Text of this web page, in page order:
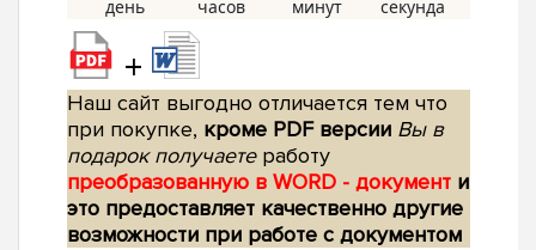
+
Наш сайт выгодно отличается тем что
при покупке, кроме PDF версии Вы в
подарок получаетеработу
преобразованную в WORD - документ и
это предоставляет качественно другие
возможности при работе с документом